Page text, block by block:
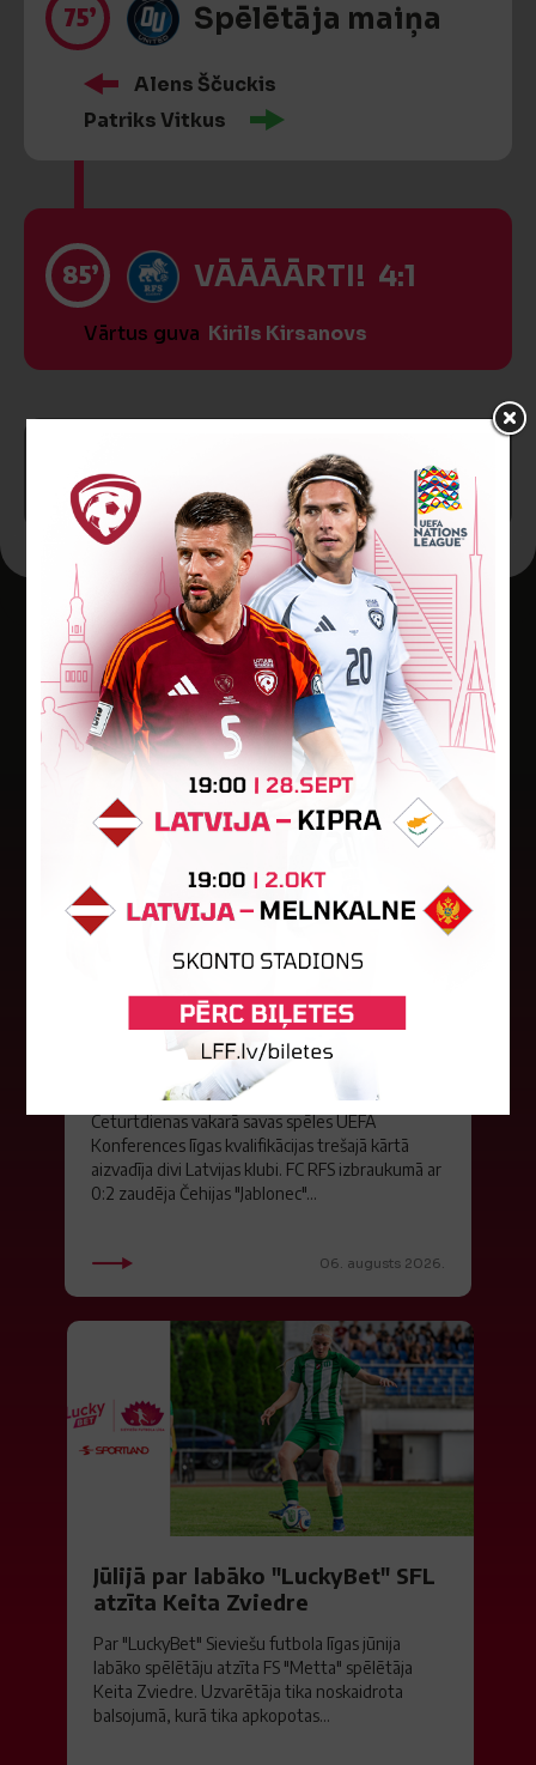
75’ Spēlētāja maiņa
Alens Ščuckis
Patriks Vitkus
85’ VĀĀĀĀRTI! 4:1
Vārtus guva Kirils Kirsanovs
SPĒLE BEIGUSIES!
Jaunākās ziņas
"Riga FC" iegūst handikapu, RFS
būs jāatspēlējas
Ceturtdienas vakarā savas spēles UEFA
Konferences līgas kvalifikācijas trešajā kārtā
aizvadīja divi Latvijas klubi. FC RFS izbraukumā ar
0:2 zaudēja Čehijas "Jablonec"...
06. augusts 2026.
Jūlijā par labāko "LuckyBet" SFL
atzīta Keita Zviedre
Par "LuckyBet" Sieviešu futbola līgas jūnija
labāko spēlētāju atzīta FS "Metta" spēlētāja
Keita Zviedre. Uzvarētāja tika noskaidrota
balsojumā, kurā tika apkopotas...